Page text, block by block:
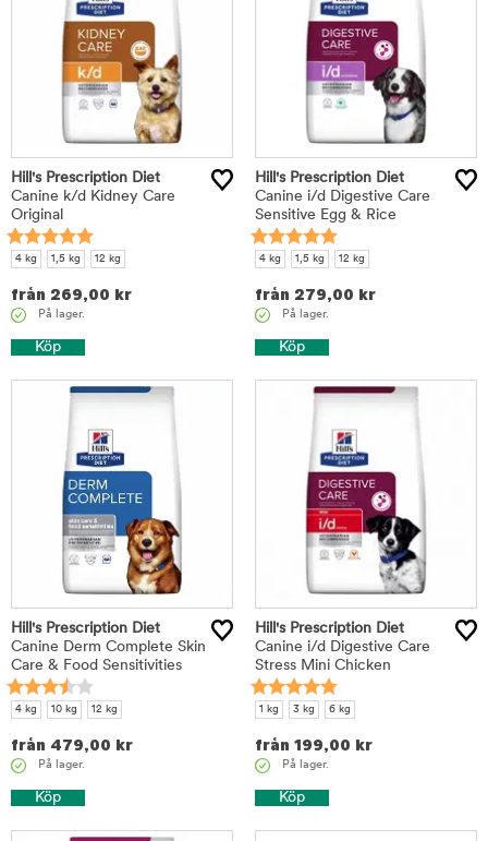
Hill's Prescription Diet
Canine k/d Kidney Care
Original
4 kg 1,5 kg 12 kg
från 269,00 kr
På lager.
Köp
Hill's Prescription Diet
Canine i/d Digestive Care
Sensitive Egg & Rice
4 kg 1,5 kg 12 kg
från 279,00 kr
På lager.
Köp
Hill's Prescription Diet
Canine Derm Complete Skin
Care & Food Sensitivities
4 kg 10 kg 12 kg
från 479,00 kr
På lager.
Köp
Hill's Prescription Diet
Canine i/d Digestive Care
Stress Mini Chicken
1 kg 3 kg 6 kg
från 199,00 kr
På lager.
Köp